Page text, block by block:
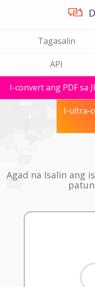
Tagasalin
API
I-convert ang PDF sa
I-ultra-
Agad na Isalin ang